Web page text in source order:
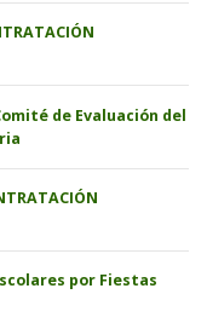
de Evaluación del
por Fiestas